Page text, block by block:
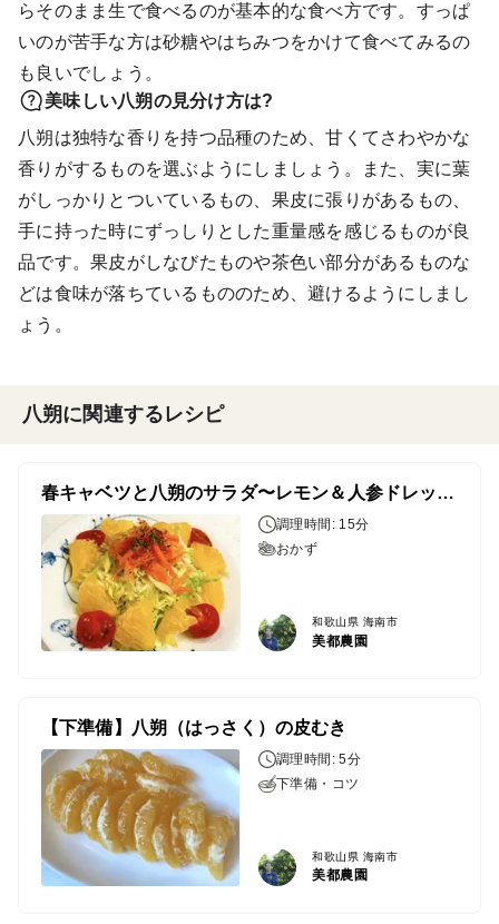
らそのまま生で食べるのが基本的な食べ方です。すっぱ
いのが苦手な方は砂糖やはちみつをかけて食べてみるの
も良いでしょう。
美味しい八朔の見分け方は?
八朔は独特な香りを持つ品種のため、甘くてさわやかな
香りがするものを選ぶようにしましょう。また、実に葉
がしっかりとついているもの、果皮に張りがあるもの、
手に持った時にずっしりとした重量感を感じるものが良
品です。果皮がしなびたものや茶色い部分があるものな
どは食味が落ちているもののため、避けるようにしまし
ょう。
八朔に関連するレシピ
春キャベツと八朔のサラダ〜レモン＆人参ドレッシング〜
調理時間: 15分
おかず
和歌山県 海南市
美都農園
【下準備】八朔（はっさく）の皮むき
調理時間: 5分
下準備・コツ
和歌山県 海南市
美都農園